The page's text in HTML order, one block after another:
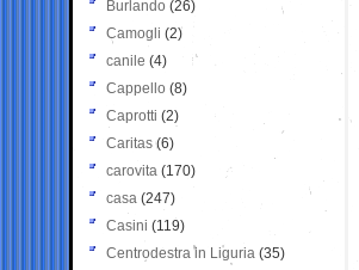
Burlando (26)
Camogli (2)
canile (4)
Cappello (8)
Caprotti (2)
Caritas (6)
carovita (170)
casa (247)
Casini (119)
Centrodestra in Liguria (35)